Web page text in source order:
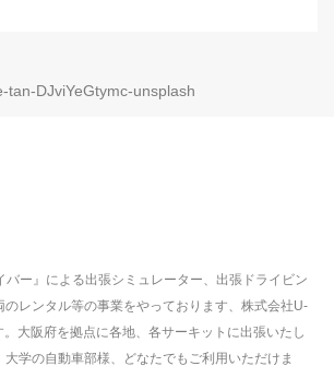
tan-DJviYeGtymc-unsplash
バー』による出張シミュレーター、出張ドライビン
のレンタル等の事業をやっております、株式会社U-
大阪府を拠点に各地、各サーキットに出張いたし
大学の自動車部様、どなたでもご利用いただけま